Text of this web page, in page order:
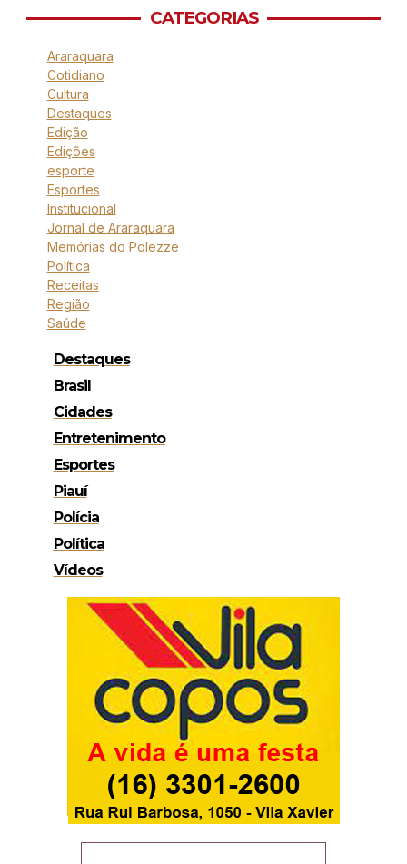
CATEGORIAS
Araraquara
Cotidiano
Cultura
Destaques
Edição
Edições
esporte
Esportes
Institucional
Jornal de Araraquara
Memórias do Polezze
Política
Receitas
Região
Saúde
Destaques
Brasil
Cidades
Entretenimento
Esportes
Piauí
Polícia
Política
Vídeos